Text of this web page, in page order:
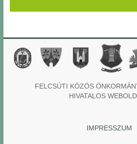
FELCSÚTI KÖZÖS
HIVATALOS
IMPRESSZUM